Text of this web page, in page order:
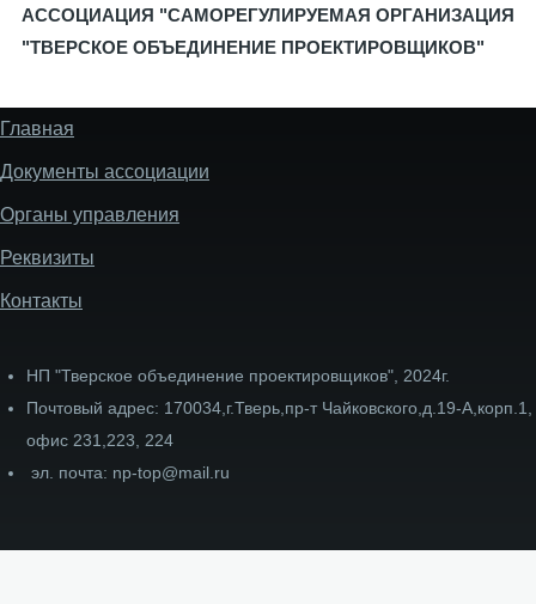
АССОЦИАЦИЯ "САМОРЕГУЛИРУЕМАЯ ОРГАНИЗАЦИЯ
"ТВЕРСКОЕ ОБЪЕДИНЕНИЕ ПРОЕКТИРОВЩИКОВ"
Меню
сайта
Главная
Документы ассоциации
Органы управления
Реквизиты
Контакты
НП "Тверское объединение проектировщиков", 2024г.
Почтовый адрес: 170034,г.Тверь,пр-т Чайковского,д.19-А,корп.1,
офис 231,223, 224
эл. почта: np-top@mail.ru